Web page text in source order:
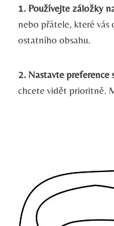
1. Používejte záložky
nebo přátele, které vás
ostatního obsahu.
2. Nastavte preference
chcete vidět prioritně.